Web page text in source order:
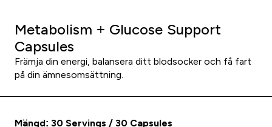
Metabolism + Glucose Support
Capsules
Främja din energi, balansera ditt blodsocker och få fart
på din ämnesomsättning.
Mängd: 30 Servings / 30 Capsules